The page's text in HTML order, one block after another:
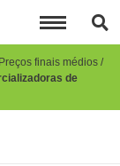
finais médios
de